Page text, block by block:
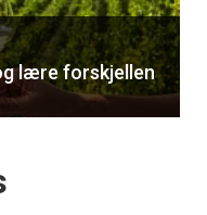
lære forskjellen